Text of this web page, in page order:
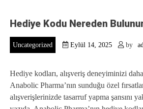
Hediye Kodu Nereden
Uncategorized Eylül 14, 2025 by
Hediye kodları, alışveriş deneyiminizi
Anabolic Pharma’nın sunduğu özel
alışverişlerinizde tasarruf yapma şansını